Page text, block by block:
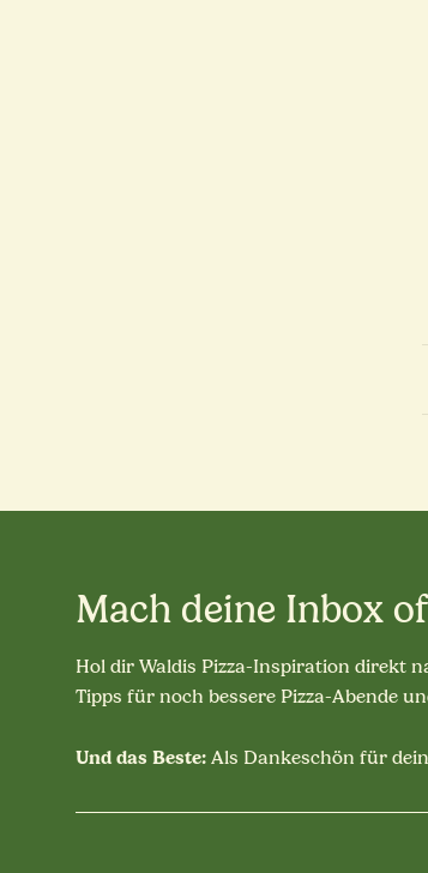
Mach deine Inbox
Hol dir Waldis Pizza-Inspiration direkt
Tipps für noch bessere Pizza-Abende
Und das Beste: Als Dankeschön für